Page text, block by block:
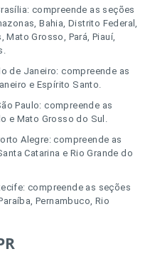
compreende as seções
Bahia, Distrito Federal,
Mato Grosso, Pará, Piauí,
de Janeiro: compreende as
e Espírito Santo.
Paulo: compreende as
e Mato Grosso do Sul.
Alegre: compreende as
Catarina e Rio Grande do
compreende as seções
Pernambuco, Rio